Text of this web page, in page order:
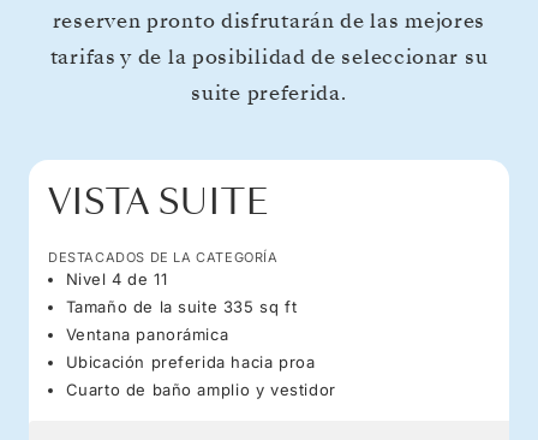
reserven pronto disfrutarán de las mejores
tarifas y de la posibilidad de seleccionar su
suite preferida.
VISTA SUITE
DESTACADOS DE LA CATEGORÍA
Nivel 4 de 11
Tamaño de la suite 335 sq ft
Ventana panorámica
Ubicación preferida hacia proa
Cuarto de baño amplio y vestidor